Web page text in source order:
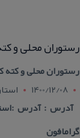
رستوران‌ محلی و
رستوران‌ محلی و كته
1400/12/08
گرامافون